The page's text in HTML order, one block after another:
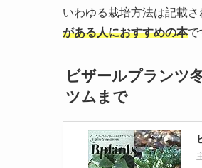
いわゆる栽培方法は記載
がある人におすすめの本で
ビザールプランツ
ツムまで